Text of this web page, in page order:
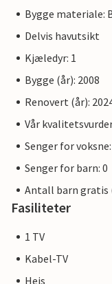
Bygge materiale:
Delvis havutsikt
Kjæledyr: 1
Bygge (år): 2008
Renovert (år):
Vår
Senger for
Senger for barn: 0
Antall barn gratis
Fasiliteter
1 TV
Kabel-TV
Heis